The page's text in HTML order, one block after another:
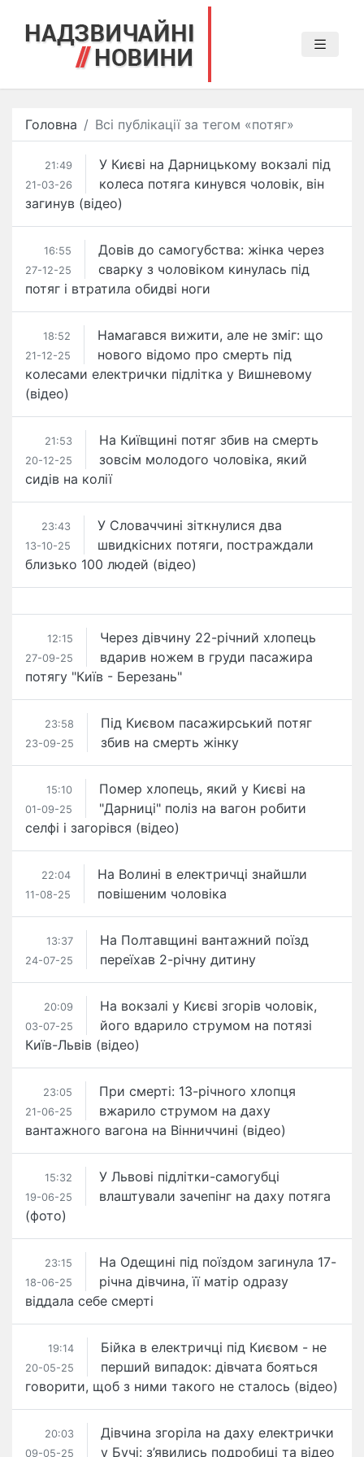
Головна Всі публікації за тегом «потяг»
21:49
21-03-26
У Києві на Дарницькому вокзалі під
колеса потяга кинувся чоловік, він
загинув (відео)
16:55
27-12-25
Довів до самогубства: жінка через
сварку з чоловіком кинулась під
потяг і втратила обидві ноги
18:52
21-12-25
Намагався вижити, але не зміг: що
нового відомо про смерть під
колесами електрички підлітка у Вишневому
(відео)
21:53
20-12-25
На Київщині потяг збив на смерть
зовсім молодого чоловіка, який
сидів на колії
23:43
13-10-25
У Словаччині зіткнулися два
швидкісних потяги, постраждали
близько 100 людей (відео)
12:15
27-09-25
Через дівчину 22-річний хлопець
вдарив ножем в груди пасажира
потягу "Київ - Березань"
23:58
23-09-25
Під Києвом пасажирський потяг
збив на смерть жінку
15:10
01-09-25
Помер хлопець, який у Києві на
"Дарниці" поліз на вагон робити
селфі і загорівся (відео)
22:04
11-08-25
На Волині в електричці знайшли
повішеним чоловіка
13:37
24-07-25
На Полтавщині вантажний поїзд
переїхав 2-річну дитину
20:09
03-07-25
На вокзалі у Києві згорів чоловік,
його вдарило струмом на потязі
Київ-Львів (відео)
23:05
21-06-25
При смерті: 13-річного хлопця
вжарило струмом на даху
вантажного вагона на Вінниччині (відео)
15:32
19-06-25
У Львові підлітки-самогубці
влаштували зачепінг на даху потяга
(фото)
23:15
18-06-25
На Одещині під поїздом загинула 17-
річна дівчина, її матір одразу
віддала себе смерті
19:14
20-05-25
Бійка в електричці під Києвом - не
перший випадок: дівчата бояться
говорити, щоб з ними такого не сталось (відео)
20:03
09-05-25
Дівчина згоріла на даху електрички
у Бучі: з’явились подробиці та відео